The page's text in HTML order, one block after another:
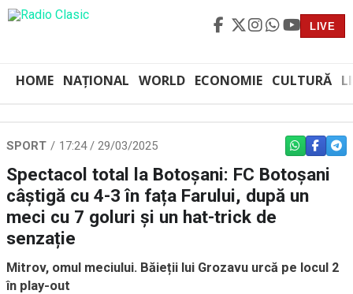
LIVE
HOME NAȚIONAL WORLD ECONOMIE CULTURĂ
SPORT 17:24 / 29/03/2025 WHATSAPP
Spectacol total la Botoșani: FC Botoșani
câștigă cu 4-3 în fața Farului, după un
meci cu 7 goluri și un hat-trick de
senzație
Mitrov, omul meciului. Băieții lui Grozavu urcă pe locul 2
în play-out